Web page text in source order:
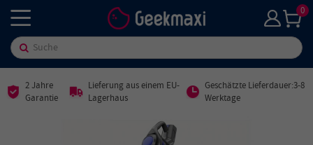
0
2 Jahre
Garantie
Lieferung aus einem EU-
Lagerhaus
Geschätzte Lieferdauer:3-8
Werktage